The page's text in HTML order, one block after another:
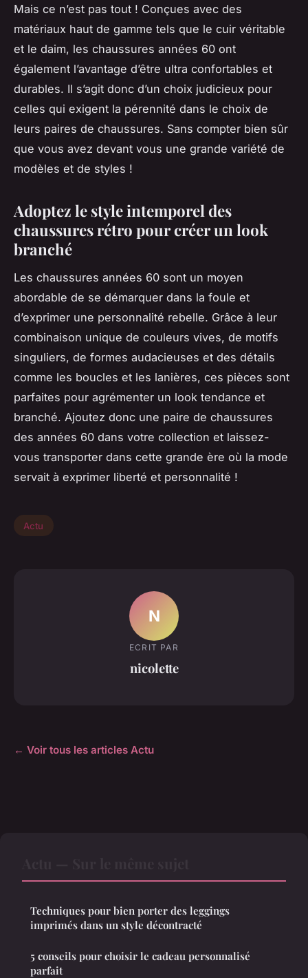
Mais ce n’est pas tout ! Conçues avec des
matériaux haut de gamme tels que le cuir véritable
et le daim, les chaussures années 60 ont
également l’avantage d’être ultra confortables et
durables. Il s’agit donc d’un choix judicieux pour
celles qui exigent la pérennité dans le choix de
leurs paires de chaussures. Sans compter bien sûr
que vous avez devant vous une grande variété de
modèles et de styles !
Adoptez le style intemporel des
chaussures rétro pour créer un look
branché
Les chaussures années 60 sont un moyen
abordable de se démarquer dans la foule et
d’exprimer une personnalité rebelle. Grâce à leur
combinaison unique de couleurs vives, de motifs
singuliers, de formes audacieuses et des détails
comme les boucles et les lanières, ces pièces sont
parfaites pour agrémenter un look tendance et
branché. Ajoutez donc une paire de chaussures
des années 60 dans votre collection et laissez-
vous transporter dans cette grande ère où la mode
servait à exprimer liberté et personnalité !
Actu
N
ECRIT PAR
nicolette
← Voir tous les articles Actu
Techniques pour bien porter des leggings
imprimés dans un style décontracté
5 conseils pour choisir le cadeau personnalisé
parfait